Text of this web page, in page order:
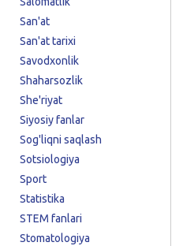
San'at
San'at tarixi
Savodxonlik
Shaharsozlik
She'riyat
Siyosiy fanlar
Sog'liqni saqlash
Sotsiologiya
Sport
Statistika
STEM fanlari
Stomatologiya